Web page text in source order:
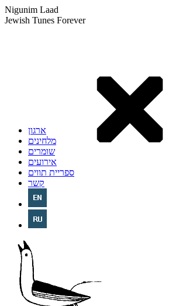
Nigunim Laad
Jewish Tunes Forever
ארגון
מלחינים
שומרים
אירועים
ספריית תווים
קשר